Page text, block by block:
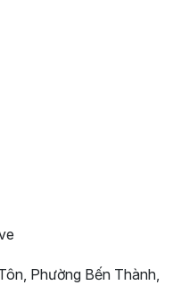
Phường Bến Thành,